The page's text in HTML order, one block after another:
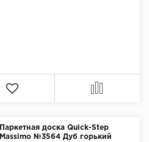
Паркетная доска Quick-Step
Massimo №3564 Дуб горький